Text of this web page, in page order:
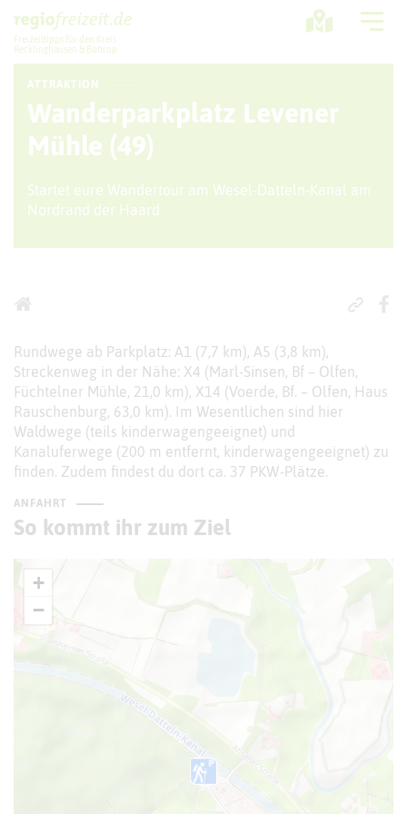
Freizeittipps für den Kreis
Recklinghausen & Bottrop
Sport + Bewegung
Aktuelles
ATTRAKTION
Wanderparkplatz Levener
Mühle (49)
Startet eure Wandertour am Wesel-Datteln-Kanal am
Nordrand der Haard
Rundwege ab Parkplatz: A1 (7,7 km), A5 (3,8 km),
Streckenweg in der Nähe: X4 (Marl-Sinsen, Bf – Olfen,
Füchtelner Mühle, 21,0 km), X14 (Voerde, Bf. – Olfen, Haus
Rauschenburg, 63,0 km). Im Wesentlichen sind hier
Waldwege (teils kinderwagengeeignet) und
Kanaluferwege (200 m entfernt, kinderwagengeeignet) zu
finden. Zudem findest du dort ca. 37 PKW-Plätze.
ANFAHRT
So kommt ihr zum Ziel
+
−